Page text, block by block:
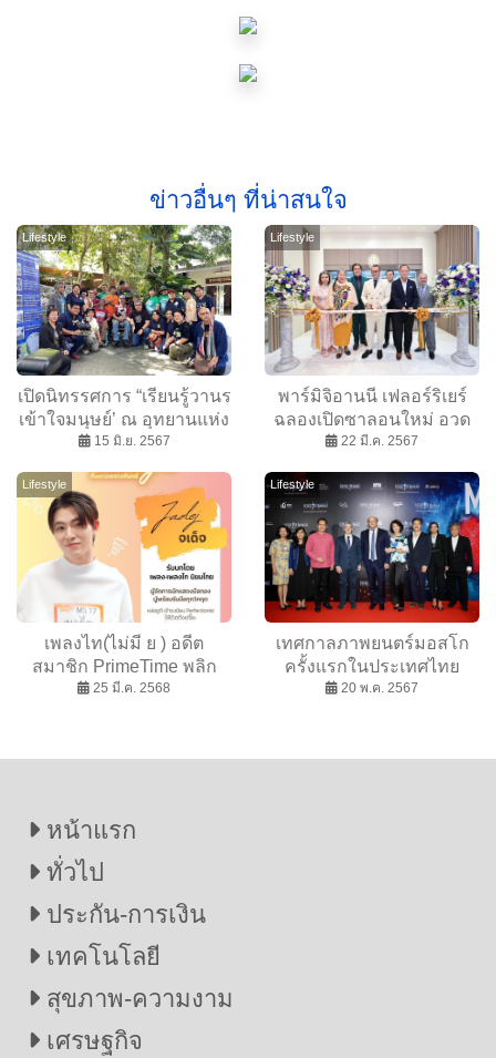
ข่าวอื่นๆ ที่น่าสนใจ
Lifestyle
เปิดนิทรรศการ “เรียนรู้วานร
เข้าใจมนุษย์’ ณ อุทยานแห่ง
ชาติเขาใหญ่
15 มิ.ย. 2567
Lifestyle
พาร์มิจิอานนี เฟลอร์ริเยร์
ฉลองเปิดซาลอนใหม่ อวด
ศาสตร์และศิลป์แห่งเรือน
22 มี.ค. 2567
Lifestyle
เพลงไท(ไม่มี ย ) อดีต
สมาชิก PrimeTime พลิก
บทบาทใหม่ ชิมลางซีรีส์วาย
25 มี.ค. 2568
Lifestyle
เทศกาลภาพยนตร์มอสโก
ครั้งแรกในประเทศไทย
20 พ.ค. 2567
หน้าแรก
ทั่วไป
ประกัน-การเงิน
เทคโนโลยี
สุขภาพ-ความงาม
เศรษฐกิจ